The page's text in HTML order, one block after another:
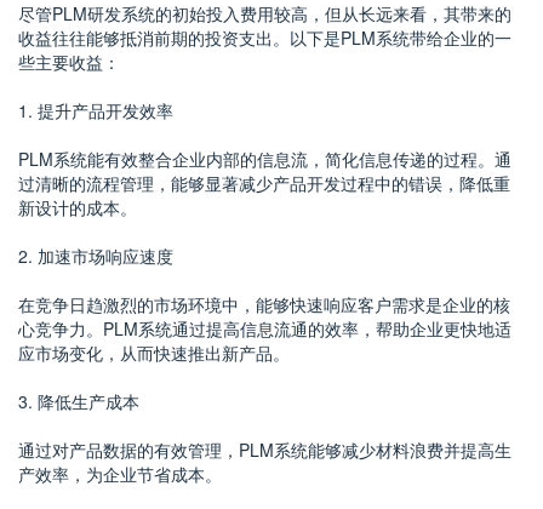
尽管PLM研发系统的初始投入费用较高，但从长远来看，其带来的
收益往往能够抵消前期的投资支出。以下是PLM系统带给企业的一
些主要收益：
1. 提升产品开发效率
PLM系统能有效整合企业内部的信息流，简化信息传递的过程。通
过清晰的流程管理，能够显著减少产品开发过程中的错误，降低重
新设计的成本。
2. 加速市场响应速度
在竞争日趋激烈的市场环境中，能够快速响应客户需求是企业的核
心竞争力。PLM系统通过提高信息流通的效率，帮助企业更快地适
应市场变化，从而快速推出新产品。
3. 降低生产成本
通过对产品数据的有效管理，PLM系统能够减少材料浪费并提高生
产效率，为企业节省成本。